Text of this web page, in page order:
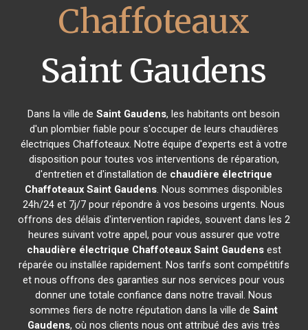
Chaffoteaux
Saint Gaudens
Dans la ville deSaint Gaudens, les habitants ont besoin
d'un plombier fiable pour s'occuper de leurs chaudières
électriques Chaffoteaux. Notre équipe d'experts est à votre
disposition pour toutes vos interventions de réparation,
d'entretien et d'installation de chaudière électrique
Chaffoteaux Saint Gaudens. Nous sommes disponibles
24h/24 et 7j/7 pour répondre à vos besoins urgents. Nous
offrons des délais d'intervention rapides, souvent dans les 2
heures suivant votre appel, pour vous assurer que votre
chaudière électrique Chaffoteaux Saint Gaudensest
réparée ou installée rapidement. Nos tarifs sont compétitifs
et nous offrons des garanties sur nos services pour vous
donner une totale confiance dans notre travail. Nous
sommes fiers de notre réputation dans la ville deSaint
Gaudens, où nos clients nous ont attribué des avis très